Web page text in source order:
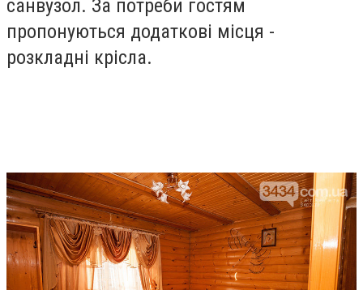
санвузол. За потреби гостям
пропонуються додаткові місця -
розкладні крісла.